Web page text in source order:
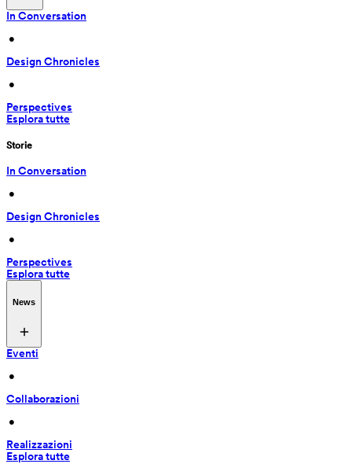
In Conversation
•
Design Chronicles
•
Perspectives
Esplora tutte
Storie
In Conversation
•
Design Chronicles
•
Perspectives
Esplora tutte
News
Eventi
•
Collaborazioni
•
Realizzazioni
Esplora tutte